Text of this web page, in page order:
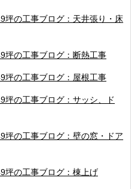
坪の工事ブログ：天井張り・床
坪の工事ブログ：断熱工事
坪の工事ブログ：屋根工事
坪の工事ブログ：サッシ、ド
坪の工事ブログ：壁の窓・ドア
坪の工事ブログ：棟上げ